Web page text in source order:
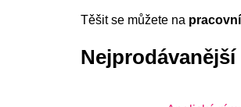
Těšit se můžete na
Nejprodávanější